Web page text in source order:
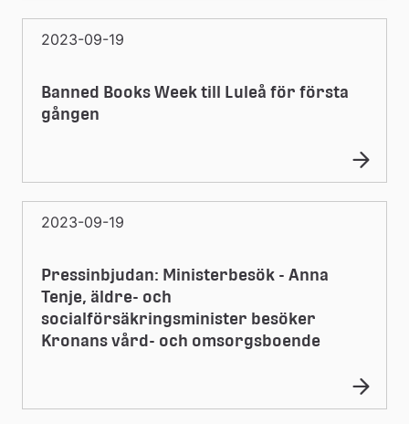
2023-09-19
Banned Books Week till Luleå för första
gången
2023-09-19
Pressinbjudan: Ministerbesök - Anna
Tenje, äldre- och
socialförsäkringsminister besöker
Kronans vård- och omsorgsboende